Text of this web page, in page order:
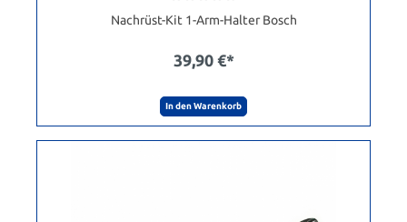
Nachrüst-Kit 1-Arm-Halter Bosch
39,90 €*
In den Warenkorb